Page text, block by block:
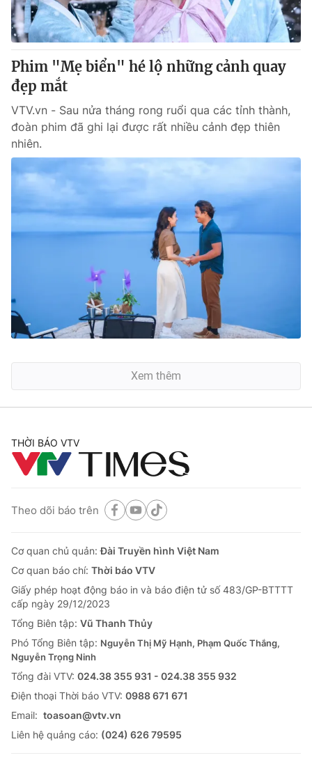
Phim "Mẹ biển" hé lộ những cảnh quay
đẹp mắt
VTV.vn - Sau nửa tháng rong ruổi qua các tỉnh thành,
đoàn phim đã ghi lại được rất nhiều cảnh đẹp thiên
nhiên.
Xem thêm
THỜI BÁO VTV
Theo dõi báo trên
Cơ quan chủ quản:Đài Truyền hình Việt Nam
Cơ quan báo chí: Thời báo VTV
Giấy phép hoạt động báo in và báo điện tử số 483/GP-BTTTT
cấp ngày 29/12/2023
Tổng Biên tập: Vũ Thanh Thủy
Phó Tổng Biên tập: Nguyễn Thị Mỹ Hạnh, Phạm Quốc Thắng,
Nguyễn Trọng Ninh
Tổng đài VTV: 024.38 355 931 - 024.38 355 932
Ðiện thoại Thời báo VTV: 0988 671 671
Email: toasoan@vtv.vn
Liên hệ quảng cáo: (024) 626 79595